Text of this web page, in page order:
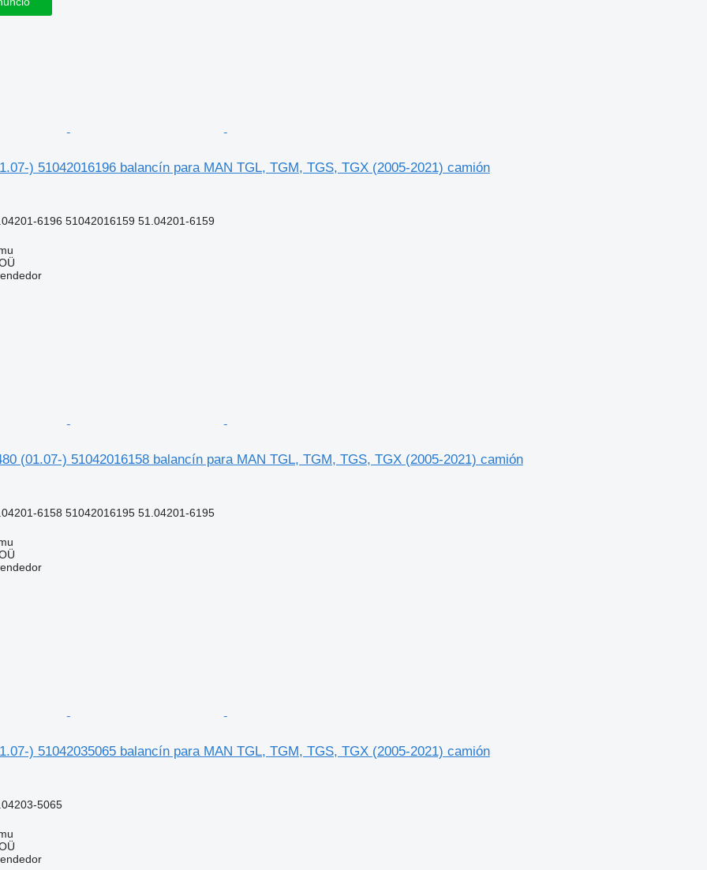
) 51042016196 balancín para MAN TGL, TGM, TGS, TGX (2005-2021) camión
6196 51042016159 51.04201-6159
(01.07-) 51042016158 balancín para MAN TGL, TGM, TGS, TGX (2005-2021) camión
6158 51042016195 51.04201-6195
) 51042035065 balancín para MAN TGL, TGM, TGS, TGX (2005-2021) camión
5065